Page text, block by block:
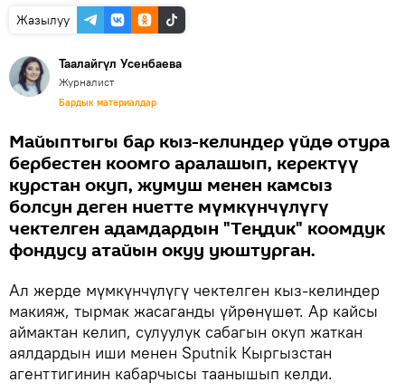
Жазылуу
Таалайгүл Усенбаева
Журналист
Бардык материалдар
Майыптыгы бар кыз-келиндер үйдө отура
бербестен коомго аралашып, керектүү
курстан окуп, жумуш менен камсыз
болсун деген ниетте мүмкүнчүлүгү
чектелген адамдардын "Теңдик" коомдук
фондусу атайын окуу уюштурган.
Ал жерде мүмкүнчүлүгү чектелген кыз-келиндер
макияж, тырмак жасаганды үйрөнүшөт. Ар кайсы
аймактан келип, сулуулук сабагын окуп жаткан
аялдардын иши менен Sputnik Кыргызстан
агенттигинин кабарчысы таанышып келди.